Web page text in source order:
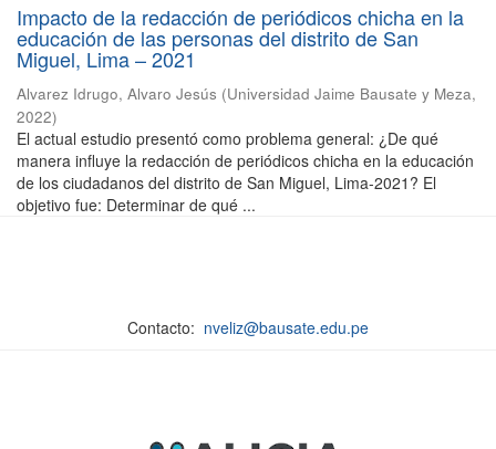
Impacto de la redacción de periódicos chicha en la
educación de las personas del distrito de San
Miguel, Lima – 2021
Alvarez Idrugo, Alvaro Jesús (Universidad Jaime Bausate y Meza,
2022)
El actual estudio presentó como problema general: ¿De qué
manera influye la redacción de periódicos chicha en la educación
de los ciudadanos del distrito de San Miguel, Lima-2021? El
objetivo fue: Determinar de qué ...
Contacto: nveliz@bausate.edu.pe